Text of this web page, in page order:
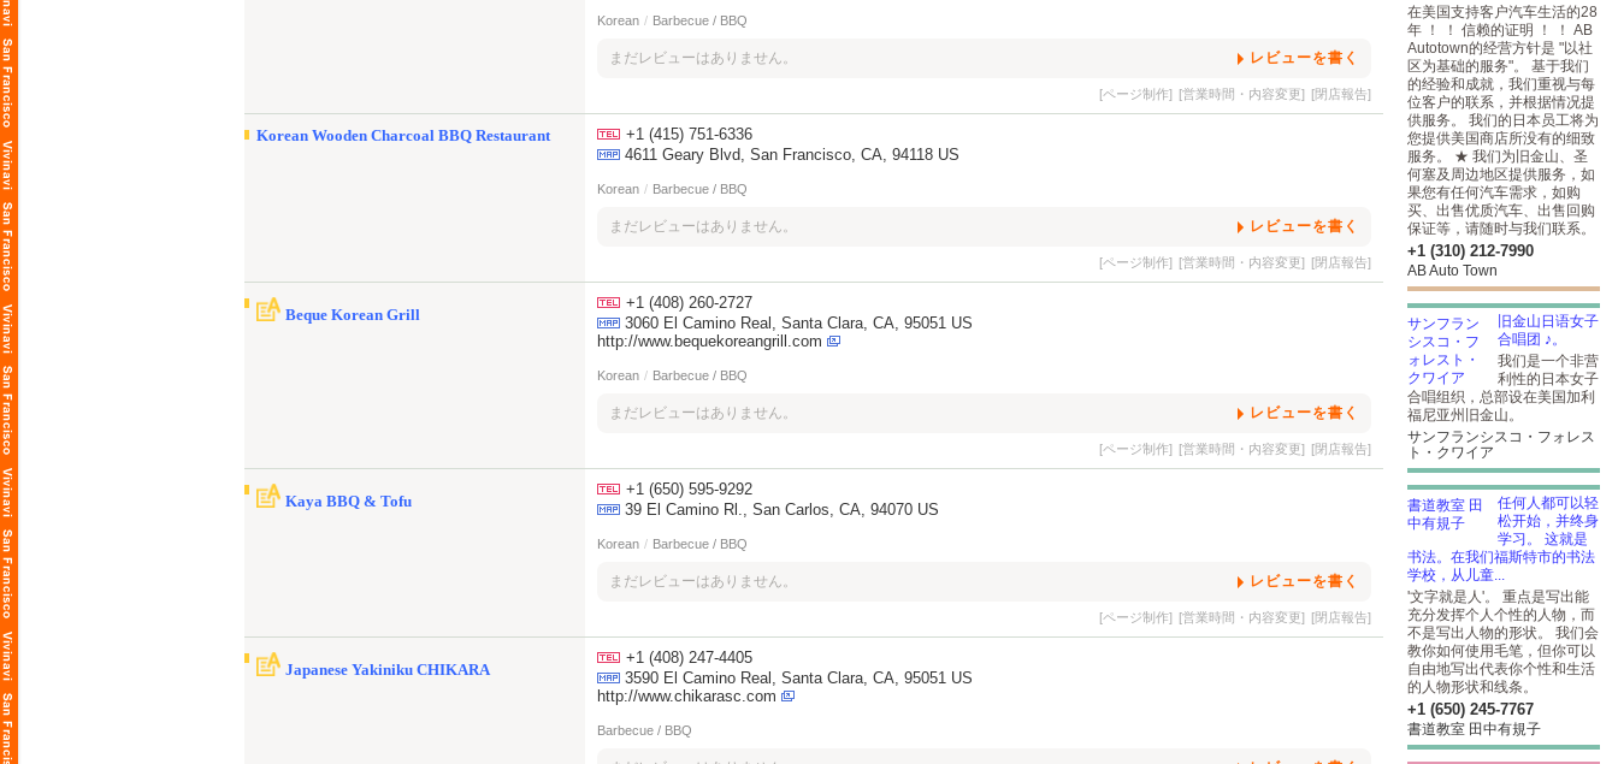
Korean / Barbecue / BBQ
まだレビューはありません。 レビューを書く
[ページ制作] [営業時間・内容変更] [閉店報告]
Korean Wooden Charcoal BBQ Restaurant
+1 (415) 751-6336
4611 Geary Blvd, San Francisco, CA, 94118 US
Korean / Barbecue / BBQ
まだレビューはありません。 レビューを書く
[ページ制作] [営業時間・内容変更] [閉店報告]
Beque Korean Grill
+1 (408) 260-2727
3060 El Camino Real, Santa Clara, CA, 95051 US
http://www.bequekoreangrill.com
Korean / Barbecue / BBQ
まだレビューはありません。 レビューを書く
[ページ制作] [営業時間・内容変更] [閉店報告]
Kaya BBQ & Tofu
+1 (650) 595-9292
39 El Camino Rl., San Carlos, CA, 94070 US
Korean / Barbecue / BBQ
まだレビューはありません。 レビューを書く
[ページ制作] [営業時間・内容変更] [閉店報告]
Japanese Yakiniku CHIKARA
+1 (408) 247-4405
3590 El Camino Real, Santa Clara, CA, 95051 US
http://www.chikarasc.com
Barbecue / BBQ
在美国支持客户汽车生活的28
年 ！ ！ 信赖的证明 ！ ！ AB
Autotown的经营方针是 "以社
区为基础的服务"。 基于我们
的经验和成就，我们重视与每
位客户的联系，并根据情况提
供服务。 我们的日本员工将为
您提供美国商店所没有的细致
服务。 ★ 我们为旧金山、圣
何塞及周边地区提供服务，如
果您有任何汽车需求，如购
买、出售优质汽车、出售回购
保证等，请随时与我们联系。
+1 (310) 212-7990
AB Auto Town
旧金山日语女子
合唱团 ♪。
我们是一个非营
利性的日本女子
合唱组织，总部设在美国加利
福尼亚州旧金山。
サンフランシスコ・フォレス
ト・クワイア
任何人都可以轻
松开始，并终身
学习。 这就是
书法。在我们福斯特市的书法
学校，从儿童...
'文字就是人'。 重点是写出能
充分发挥个人个性的人物，而
不是写出人物的形状。 我们会
教你如何使用毛笔，但你可以
自由地写出代表你个性和生活
的人物形状和线条。
+1 (650) 245-7767
書道教室 田中有規子